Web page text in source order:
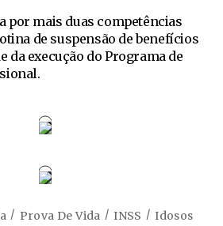
por mais duas competências
de suspensão de benefícios
da execução do Programa de
Prova De Vida INSS Idosos